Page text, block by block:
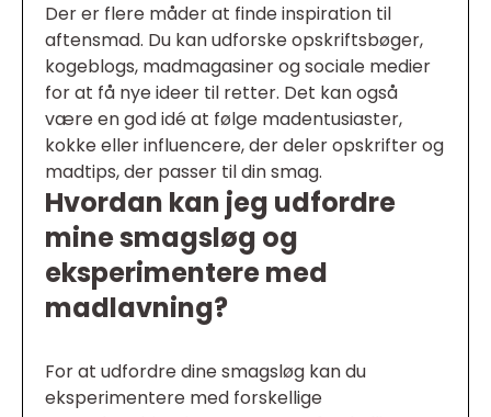
Der er flere måder at finde inspiration til
aftensmad. Du kan udforske opskriftsbøger,
kogeblogs, madmagasiner og sociale medier
for at få nye ideer til retter. Det kan også
være en god idé at følge madentusiaster,
kokke eller influencere, der deler opskrifter og
madtips, der passer til din smag.
Hvordan kan jeg udfordre
mine smagsløg og
eksperimentere med
madlavning?
For at udfordre dine smagsløg kan du
eksperimentere med forskellige